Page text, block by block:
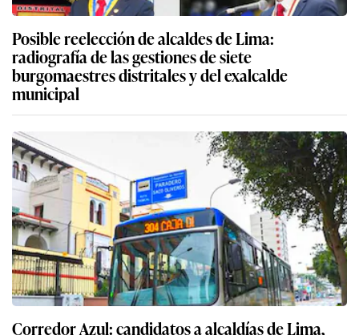
Posible reelección de alcaldes de Lima:
radiografía de las gestiones de siete
burgomaestres distritales y del exalcalde
municipal
Corredor Azul: candidatos a alcaldías de Lima,